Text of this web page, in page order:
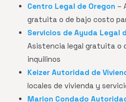
Centro Legal de Oregon –
gratuita o de bajo costo
Servicios de Ayuda Legal
Asistencia legal gratuita o
inquilinos
Keizer Autoridad de
locales de vivienda y
Marion Condado